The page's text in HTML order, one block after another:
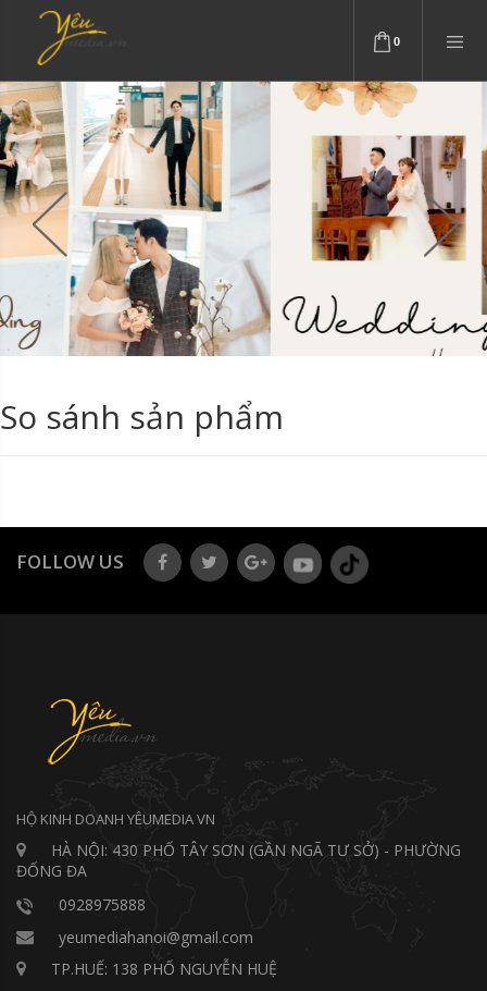
0
So sánh sản phẩm
FOLLOW US
HỘ KINH DOANH YÊUMEDIA VN
HÀ NỘI: 430 PHỐ TÂY SƠN (GẦN NGÃ TƯ SỞ) - PHƯỜNG
ĐỐNG ĐA
0928975888
yeumediahanoi@gmail.com
TP.HUẾ: 138 PHỐ NGUYỄN HUỆ